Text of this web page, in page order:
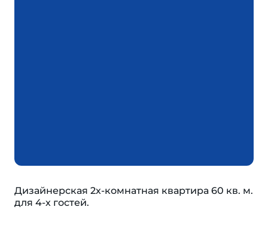
Дизайнерская 2х-комнатная квартира 60 кв. м.
для 4-х гостей.